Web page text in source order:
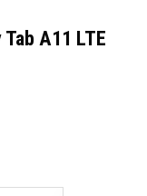
A11 LTE